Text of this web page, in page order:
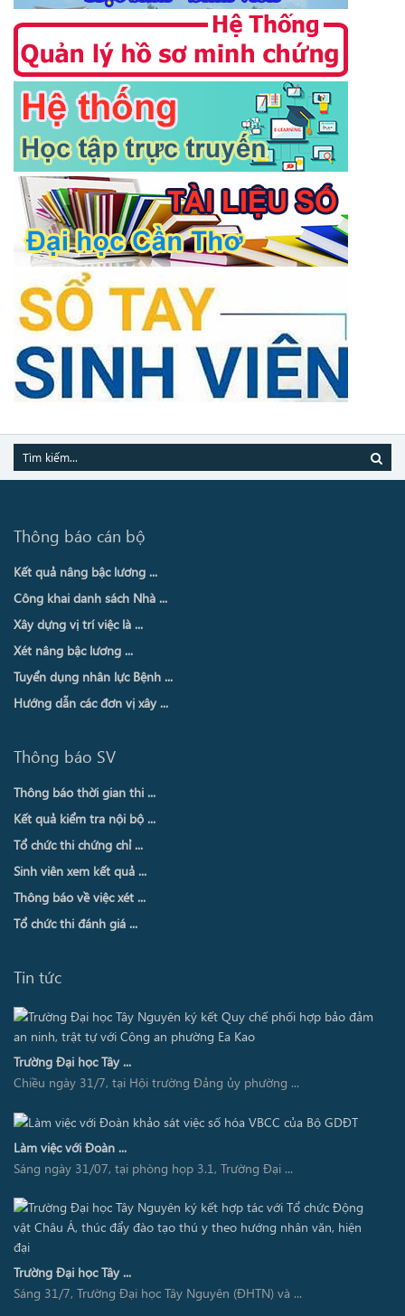
Thông báo cán bộ
Kết quả nâng bậc lương ...
Công khai danh sách Nhà ...
Xây dựng vị trí việc là ...
Xét nâng bậc lương ...
Tuyển dụng nhân lực Bệnh ...
Hướng dẫn các đơn vị xây ...
Thông báo SV
Thông báo thời gian thi ...
Kết quả kiểm tra nội bộ ...
Tổ chức thi chứng chỉ ...
Sinh viên xem kết quả ...
Thông báo về việc xét ...
Tổ chức thi đánh giá ...
Tin tức
Trường Đại học Tây ...
Chiều ngày 31/7, tại Hội trường Đảng ủy phường ...
Làm việc với Đoàn ...
Sáng ngày 31/07, tại phòng họp 3.1, Trường Đại ...
Trường Đại học Tây ...
Sáng 31/7, Trường Đại học Tây Nguyên (ĐHTN) và ...